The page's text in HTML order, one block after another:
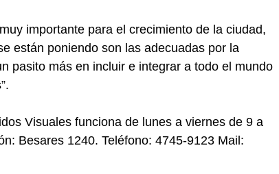
importante para el crecimiento de la ciudad,
están poniendo son las adecuadas por la
pasito más en incluir e integrar a todo el mundo
Visuales funciona de lunes a viernes de 9 a
Besares 1240. Teléfono: 4745-9123 Mail: